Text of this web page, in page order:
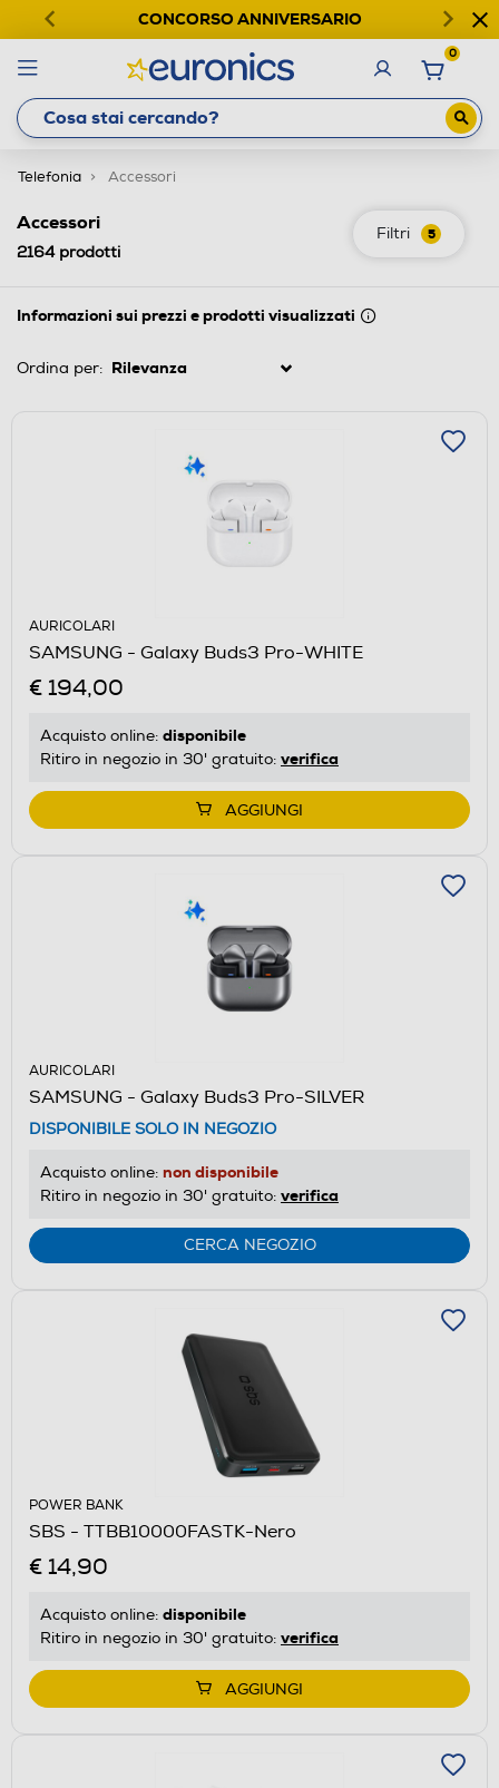
CONCORSO ANNIVERSARIO
0
Telefonia Accessori
Filtri 5
Accessori
2164prodotti
Informazioni sui prezzi e prodotti visualizzati
Ordina per:
AURICOLARI
SAMSUNG - Galaxy Buds3 Pro-WHITE
€ 194,00
Acquisto online: disponibile
Ritiro in negozio in 30' gratuito: verifica
AGGIUNGI
AURICOLARI
SAMSUNG - Galaxy Buds3 Pro-SILVER
DISPONIBILE SOLO IN NEGOZIO
Acquisto online: non disponibile
Ritiro in negozio in 30' gratuito: verifica
CERCA NEGOZIO
POWER BANK
SBS - TTBB10000FASTK-Nero
€ 14,90
Acquisto online: disponibile
Ritiro in negozio in 30' gratuito: verifica
AGGIUNGI